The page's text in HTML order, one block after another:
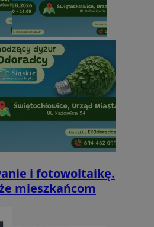
i fotowoltaikę.
mieszkańcom